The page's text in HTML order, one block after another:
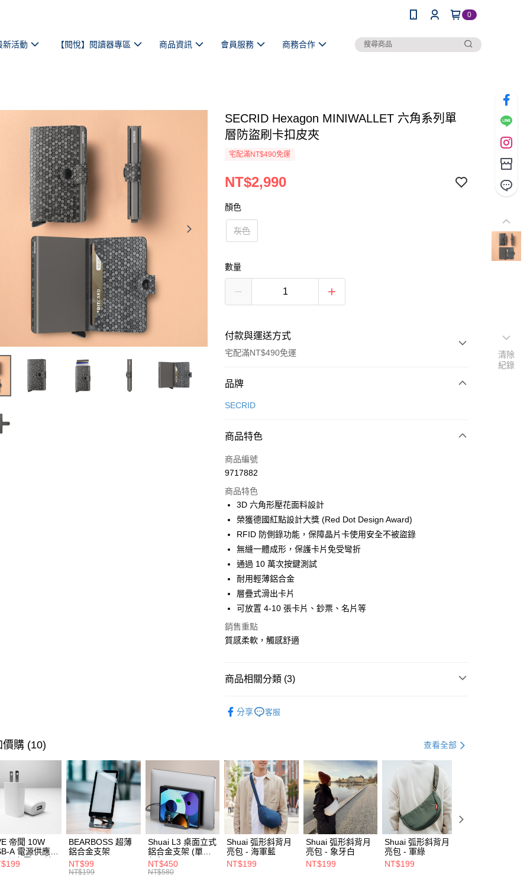
0
新活動 【閱悅】閱讀器專區 商品資訊 會員服務 商務合作
SECRID Hexagon MINIWALLET 六角系列單
層防盜刷卡扣皮夾
宅配滿NT$490免運
NT$2,990
顏色
灰色
數量
付款與運送方式
宅配滿NT$490免運
付款方式
信用卡一次付款
合作金庫商業銀行
華南商業銀行
上海商業儲蓄銀行
國泰世華商業銀行
臺灣中小企業銀行
華泰商業銀行
聯邦商業銀行
遠東國際商業銀行
元大商業銀行
永豐商業銀行
玉山商業銀行
台新國際商業銀行
台灣樂天信用卡公司
6 期 0 利率 每期
華南商業銀行
上海商業儲蓄銀行
國泰世華商業銀行
兆豐國際商業銀行
臺灣中小企業銀行
台中商業銀行
匯豐（台灣）商業銀行
華泰商業銀行
元大商業銀行
玉山商業銀行
台新國際商業銀行
台灣樂天信用卡公司
LINE Pay
Apple Pay
悠遊付
Google Pay
全盈+PAY
相關說明
【大哥付你分期使用說明】
流程，驗證手機門號後，選擇欲分期的期數、繳款截止日，確認付款後即
完成交易。
4.訂單成立30分鐘內，如未前往確認交易或遇審核未通過，訂單將自動取
消。如遇「轉專審核」未通過狀況，表示未達大哥付你分期系統評分，恕
1.分期款項不併入電信帳單，「大哥付你分期」於每月結算日後寄送繳費提
醒簡訊。
2.透過簡訊連結打開帳單後，可選擇「超商條碼／台灣大直營門市／銀行轉
帳／街口支付／iPASS MONEY」等通路繳費。
【注意事項】
1.本服務係由「台灣大哥大股份有限公司」（以下簡稱本公司）所提供，讓
用戶於交易時，得透過本服務購買商品或服務，並由商店將買賣／分期付
款買賣價金債權讓與本公司後，依約使用本公司帳單繳交帳款。
2.基於同意付款使用「大哥付你分期」之契約關係目的，商店將以您的個人
資料（包含姓名、電話或地址）提供予台灣大哥大進項蒐集、處理及利
用，由本公司與您本人進行分期帳單所需資料之確認、核對及更正。
貨到付款
運送方式
宅配物流
每筆NT$80，滿NT$490(含以上)免運費
離島郵局
每筆NT$100，滿NT$1,500(含以上)免運費
付款後門市自取
免運費
品牌
SECRID
商品特色
商品編號
9717882
商品特色
3D 六角形壓花面料設計
榮獲德國紅點設計大獎 (Red Dot Design Award)
RFID 防側錄功能，保障晶片卡使用安全不被盜錄
無縫一體成形，保護卡片免受彎折
通過 10 萬次按鍵測試
耐用輕薄鋁合金
層疊式滑出卡片
可放置 4-10 張卡片、鈔票、名片等
銷售重點
質感柔軟，觸感舒適
商品相關分類 (3)
分享 客服
價購 (10) 查看全部
帝聞 10W
A 電源供應器
充電頭 (適
讀器、小電流
BEARBOSS 超薄
鋁合金支架
NT$99
NT$199
Shuai L3 桌面立式
鋁合金支架 (單夾 /
灰色)
NT$450
NT$580
Shuai 弧形斜背月
亮包 - 海軍藍
NT$199
Shuai 弧形斜背月
亮包 - 象牙白
NT$199
Shuai 弧形斜背月
亮包 - 軍綠
NT$199
清除
紀錄